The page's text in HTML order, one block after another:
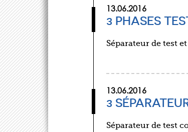
13.06.2016
3 PHASES
Séparateur de test
13.06.2016
3
Séparateur de test